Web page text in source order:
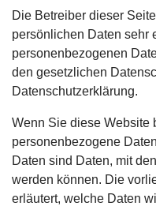
Die Betreiber dieser
persönlichen Daten sehr
personenbezogenen
den gesetzlichen
Datenschutzerklärung.
Wenn Sie diese Website
personenbezogene
Daten sind Daten, mit
werden können. Die
erläutert, welche Daten